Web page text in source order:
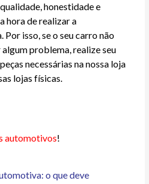
honestidade e
hora de realizar a
isso, se o seu carro não
problema, realize seu
necessárias na nossa loja
lojas físicas.
automotivos!
o que deve